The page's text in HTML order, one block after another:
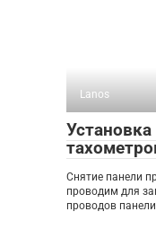
Lanos
Снятие панели
проводим для
проводов панели